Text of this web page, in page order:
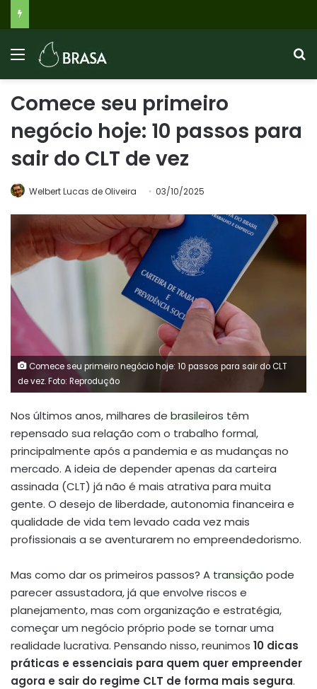
Comece seu primeiro
negócio hoje: 10 passos para
sair do CLT de vez
Welbert Lucas de Oliveira 03/10/2025
Comece seu primeiro negócio hoje: 10 passos para sair do CLT
de vez. Foto: Reprodução
Nos últimos anos, milhares de brasileiros têm
repensado sua relação com o trabalho formal,
principalmente após a pandemia e as mudanças no
mercado. A ideia de depender apenas da carteira
assinada (CLT) já não é mais atrativa para muita
gente. O desejo de liberdade, autonomia financeira e
qualidade de vida tem levado cada vez mais
profissionais a se aventurarem no empreendedorismo.
Mas como dar os primeiros passos? A transição pode
parecer assustadora, já que envolve riscos e
planejamento, mas com organização e estratégia,
começar um negócio próprio pode se tornar uma
realidade lucrativa. Pensando nisso, reunimos 10 dicas
práticas e essenciais para quem quer empreender
agora e sair do regime CLT de forma mais segura.